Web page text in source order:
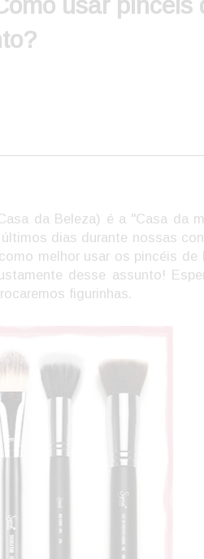
da Beleza) é a "Casa da
dias durante nossas
melhor usar os pincéis
desse assunto!
figurinhas.